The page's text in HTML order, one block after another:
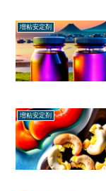
増粘安定剤
増粘安定剤